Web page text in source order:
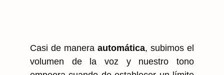
Casi de manera automática, subimos el
volumen de la voz y nuestro tono